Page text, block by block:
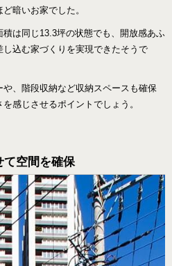
暗いお家でした。
は同じ13.3坪の状態でも、開放感あふ
込む家づくりを実現できたそうで
、階段収納など収納スペースも確保
感じさせるポイントでしょう。
て空間を確保